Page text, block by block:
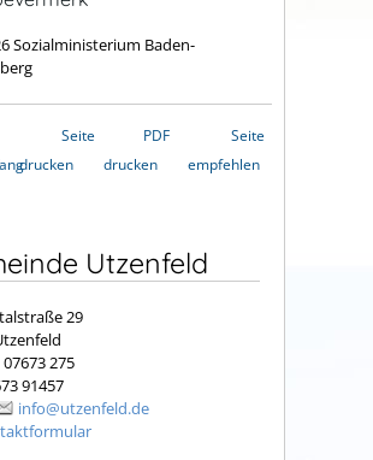
Sozialministerium Baden-
Seite
drucken
PDF
drucken
Seite
empfehlen
Utzenfeld
29
275
91457
info@utzenfeld.de